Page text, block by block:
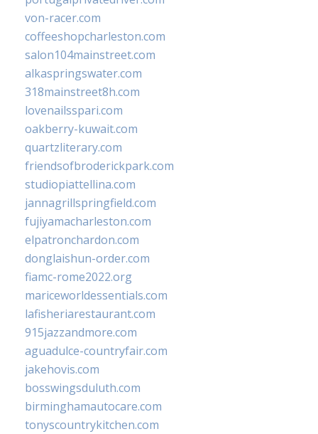
von-racer.com
coffeeshopcharleston.com
salon104mainstreet.com
alkaspringswater.com
318mainstreet8h.com
lovenailsspari.com
oakberry-kuwait.com
quartzliterary.com
friendsofbroderickpark.com
studiopiattellina.com
jannagrillspringfield.com
fujiyamacharleston.com
elpatronchardon.com
donglaishun-order.com
fiamc-rome2022.org
mariceworldessentials.com
lafisheriarestaurant.com
915jazzandmore.com
aguadulce-countryfair.com
jakehovis.com
bosswingsduluth.com
birminghamautocare.com
tonyscountrykitchen.com